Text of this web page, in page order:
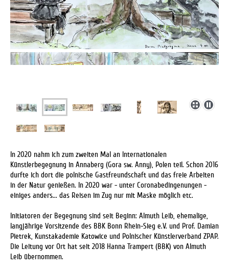
In 2020 nahm ich zum zweiten Mal an Internationalen
Künstlerbegegnung in Annaberg (Gora sw. Anny), Polen teil. Schon 2016
durfte ich dort die polnische Gastfreundschaft und das freie Arbeiten
in der Natur genießen. In 2020 war - unter Coronabedingenungen -
einiges anders... das Reisen im Zug nur mit Maske möglich etc.
Initiatoren der Begegnung sind seit Beginn: Almuth Leib, ehemalige,
langjährige Vorsitzende des BBK Bonn Rhein-Sieg e.V. und Prof. Damian
Pietrek, Kunstakademie Katowice und Polnischer Künstlerverband ZPAP.
Die Leitung vor Ort hat seit 2018 Hanna Trampert (BBK) von Almuth
Leib übernommen.